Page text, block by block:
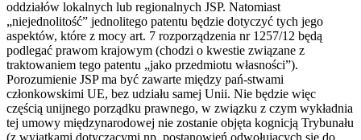
oddziałów lokalnych lub regionalnych JSP. Natomiast
„niejednolitość” jednolitego patentu będzie dotyczyć tych jego
aspektów, które z mocy art. 7 rozporządzenia nr 1257/12 będą
podlegać prawom krajowym (chodzi o kwestie związane z
traktowaniem tego patentu „jako przedmiotu własności”).
Porozumienie JSP ma być zawarte między pań-stwami
członkowskimi UE, bez udziału samej Unii. Nie będzie więc
częścią unijnego porządku prawnego, w związku z czym wykładnia
tej umowy międzynarodowej nie zostanie objęta kognicją Trybunału